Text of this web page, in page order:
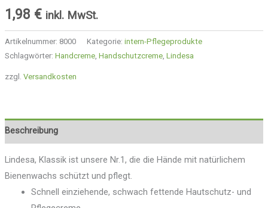
1,98 € inkl. MwSt.
Artikelnummer: 8000 Kategorie: intern-Pflegeprodukte
Schlagwörter: Handcreme, Handschutzcreme, Lindesa
zzgl. Versandkosten
Beschreibung
Lindesa, Klassik ist unsere Nr.1, die die Hände mit natürlichem
Bienenwachs schützt und pflegt.
Schnell einziehende, schwach fettende Hautschutz- und